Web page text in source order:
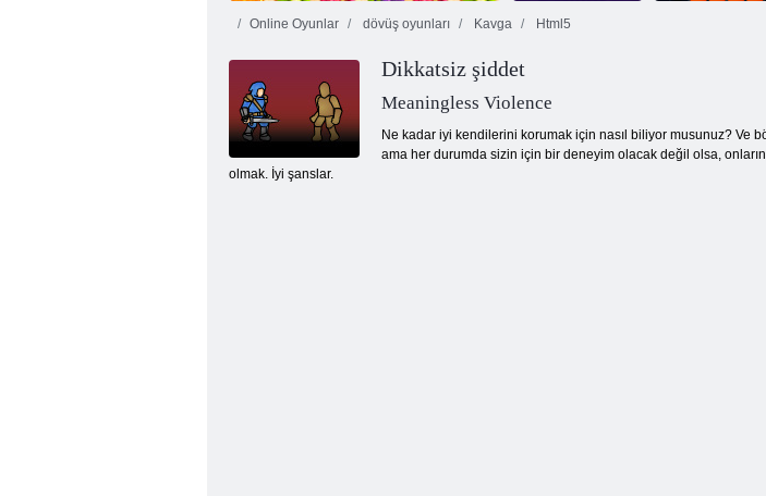
Online Oyunlar dövüş oyunları Kavga Html5
Dikkatsiz şiddet
Meaningless Violence
Ne kadar iyi kendilerini korumak için nasıl biliyor musunuz? Ve
ama her durumda sizin için bir deneyim olacak değil olsa,
olmak. İyi şanslar.